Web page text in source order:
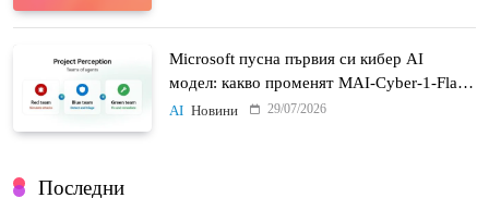
Microsoft пусна първия си кибер AI
модел: какво променят MAI-Cyber-1-Flash
и Project Perception
AI Новини 29/07/2026
Последни